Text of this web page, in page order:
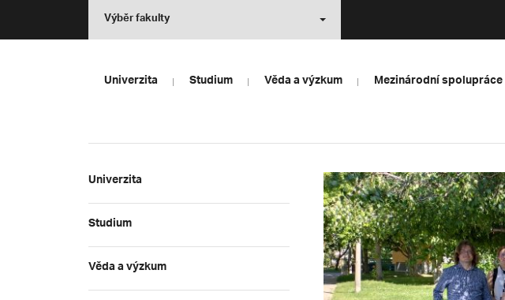
Výběr fakulty
Univerzita Studium Věda a výzkum Mezinárodní spolupráce
Univerzita
Studium
Věda a výzkum